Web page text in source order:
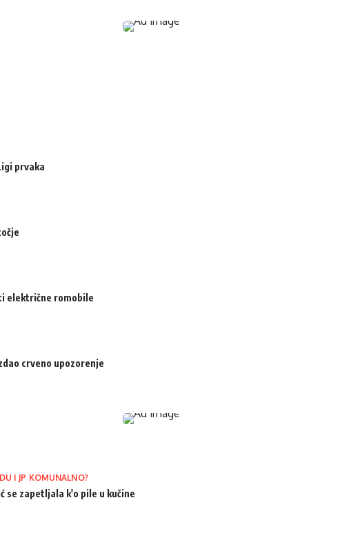
prvaka
električne romobile
crveno upozorenje
I JP KOMUNALNO?
se zapetljala k'o pile u kučine